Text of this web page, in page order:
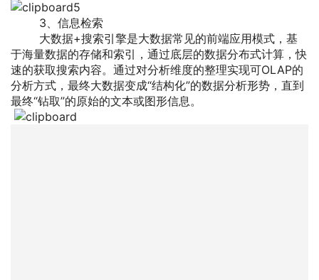
3、信息检索
大数据+搜索引擎是大数据常见的前端应用模式，基
于海量数据的存储和索引，通过底层的数据分布式计算，快
速的获取搜索内容。通过对分析维度的整理实现可OLAP的
分析方式，最终大数据变成“结构化”的数据分析形势，直到
最终“钻取”的原始的文本或图形信息。